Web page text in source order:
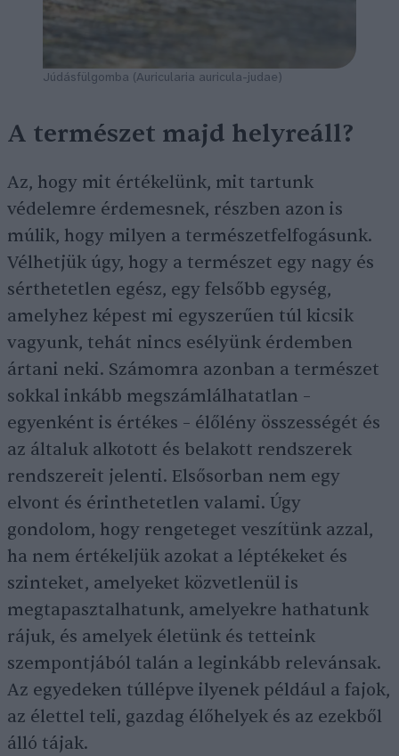
Júdásfülgomba (Auricularia auricula-judae)
A természet majd helyreáll?
Az, hogy mit értékelünk, mit tartunk
védelemre érdemesnek, részben azon is
múlik, hogy milyen a természetfelfogásunk.
Vélhetjük úgy, hogy a természet egy nagy és
sérthetetlen egész, egy felsőbb egység,
amelyhez képest mi egyszerűen túl kicsik
vagyunk, tehát nincs esélyünk érdemben
ártani neki. Számomra azonban a természet
sokkal inkább megszámlálhatatlan –
egyenként is értékes – élőlény összességét és
az általuk alkotott és belakott rendszerek
rendszereit jelenti. Elsősorban nem egy
elvont és érinthetetlen valami. Úgy
gondolom, hogy rengeteget veszítünk azzal,
ha nem értékeljük azokat a léptékeket és
szinteket, amelyeket közvetlenül is
megtapasztalhatunk, amelyekre hathatunk
rájuk, és amelyek életünk és tetteink
szempontjából talán a leginkább relevánsak.
Az egyedeken túllépve ilyenek például a fajok,
az élettel teli, gazdag élőhelyek és az ezekből
álló tájak.